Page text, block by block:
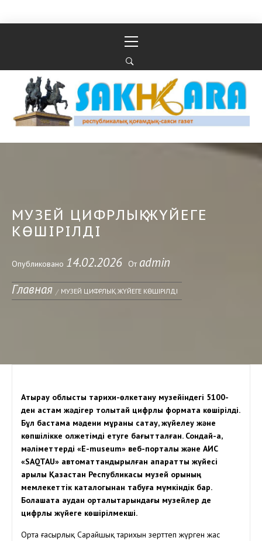
Перейти к содержимому
меню
Республикалық қоғамдық-саяси газеті
РЕСПУБЛИКАЛЫҚ ҚОҒАМДЫҚ-САЯСИ ГАЗЕТІ
МУЗЕЙ ЦИФРЛЫҚ ЖҮЙЕГЕ
КӨШІРІЛДІ
Опубликовано 14.02.2026 От admin
Главная
МУЗЕЙ ЦИФРЛЫҚ ЖҮЙЕГЕ КӨШІРІЛДІ
Атырау облыстық тарихи-өлкетану музейіндегі 5100-
ден астам жәдігер толықтай цифрлық форматқа көшірілді.
Бұл бастама мәдени мұраны сақтау, жүйелеу және
көпшілікке қолжетімді етуге бағытталған. Сондай-ақ,
мәліметтерді «E-museum» веб-порталы және АИС
«SAQTAU» автоматтандырылған ақпараттық жүйесі
арқылы Қазақстан Республикасы музей қорының
мемлекеттік каталогынан табуға мүмкіндік бар.
Болашақта аудан орталықтарындағы музейлер де
цифрлық жүйеге көшірілмекші.
Орта ғасырлық Сарайшық тарихын зерттеп жүрген жас